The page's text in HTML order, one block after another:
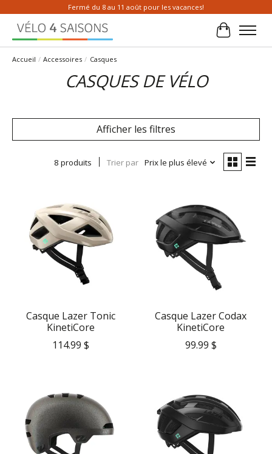
Fermé du 8 au 11 août pour les vacances!
Panier
Accueil / Accessoires / Casques
CASQUES DE VÉLO
Afficher les filtres
8 produits Trier par Prix le plus élevé
Casque Lazer Tonic
KinetiCore
114.99 $
Casque Lazer Codax
KinetiCore
99.99 $